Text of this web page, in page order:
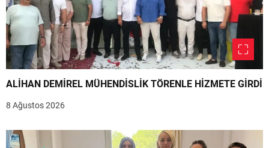
ALİHAN DEMİREL MÜHENDİSLİK TÖRENLE HİZMETE GİRDİ
8 Ağustos 2026